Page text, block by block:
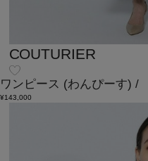
COUTURIER
ワンピース (わんぴーす) /
¥143,000